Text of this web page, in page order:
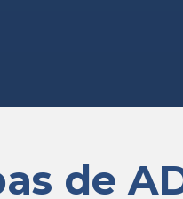
de